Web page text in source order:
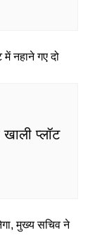
प्लॉट